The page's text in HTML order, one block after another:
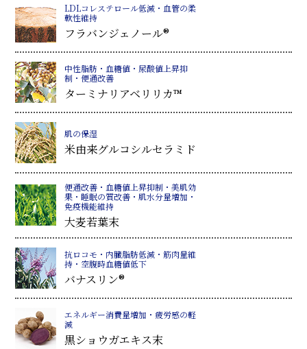
LDLコレステロール低減・血管の柔
軟性維持
フラバンジェノール®
中性脂肪・血糖値・尿酸値上昇抑
制・便通改善
ターミナリアベリリカ™
肌の保湿
米由来グルコシルセラミド
便通改善・血糖値上昇抑制・美肌効
果・睡眠の質改善・肌水分量増加・
免疫機能維持
大麦若葉末
抗ロコモ・内臓脂肪低減・筋肉量維
持・空腹時血糖値低下
バナスリン®
エネルギー消費量増加・疲労感の軽
減
黒ショウガエキス末